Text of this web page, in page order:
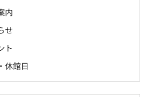
内
せ
ト
休館日